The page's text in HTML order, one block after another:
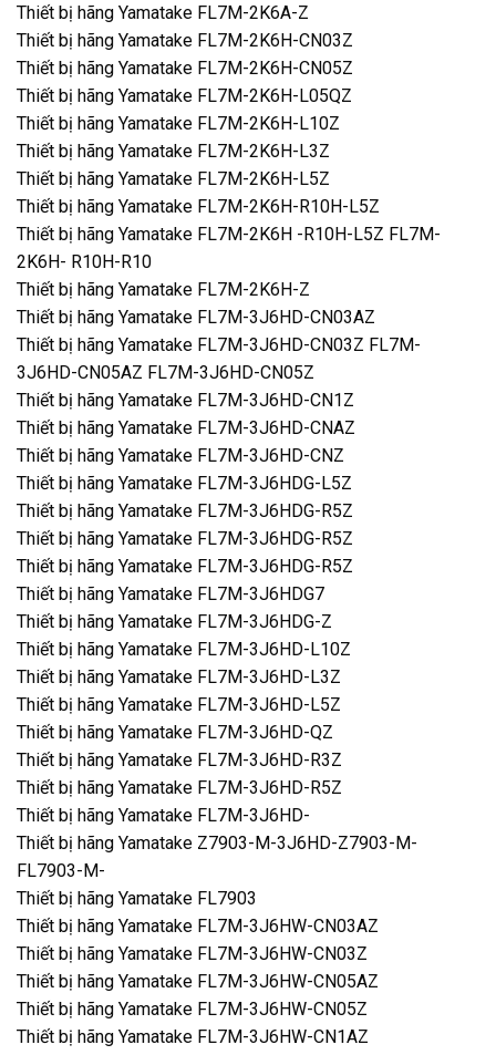
Thiết bị hãng Yamatake FL7M-2K6A-Z
Thiết bị hãng Yamatake FL7M-2K6H-CN03Z
Thiết bị hãng Yamatake FL7M-2K6H-CN05Z
Thiết bị hãng Yamatake FL7M-2K6H-L05QZ
Thiết bị hãng Yamatake FL7M-2K6H-L10Z
Thiết bị hãng Yamatake FL7M-2K6H-L3Z
Thiết bị hãng Yamatake FL7M-2K6H-L5Z
Thiết bị hãng Yamatake FL7M-2K6H-R10H-L5Z
Thiết bị hãng Yamatake FL7M-2K6H -R10H-L5Z FL7M-
2K6H- R10H-R10
Thiết bị hãng Yamatake FL7M-2K6H-Z
Thiết bị hãng Yamatake FL7M-3J6HD-CN03AZ
Thiết bị hãng Yamatake FL7M-3J6HD-CN03Z FL7M-
3J6HD-CN05AZ FL7M-3J6HD-CN05Z
Thiết bị hãng Yamatake FL7M-3J6HD-CN1Z
Thiết bị hãng Yamatake FL7M-3J6HD-CNAZ
Thiết bị hãng Yamatake FL7M-3J6HD-CNZ
Thiết bị hãng Yamatake FL7M-3J6HDG-L5Z
Thiết bị hãng Yamatake FL7M-3J6HDG-R5Z
Thiết bị hãng Yamatake FL7M-3J6HDG-R5Z
Thiết bị hãng Yamatake FL7M-3J6HDG-R5Z
Thiết bị hãng Yamatake FL7M-3J6HDG7
Thiết bị hãng Yamatake FL7M-3J6HDG-Z
Thiết bị hãng Yamatake FL7M-3J6HD-L10Z
Thiết bị hãng Yamatake FL7M-3J6HD-L3Z
Thiết bị hãng Yamatake FL7M-3J6HD-L5Z
Thiết bị hãng Yamatake FL7M-3J6HD-QZ
Thiết bị hãng Yamatake FL7M-3J6HD-R3Z
Thiết bị hãng Yamatake FL7M-3J6HD-R5Z
Thiết bị hãng Yamatake FL7M-3J6HD-
Thiết bị hãng Yamatake Z7903-M-3J6HD-Z7903-M-
FL7903-M-
Thiết bị hãng Yamatake FL7903
Thiết bị hãng Yamatake FL7M-3J6HW-CN03AZ
Thiết bị hãng Yamatake FL7M-3J6HW-CN03Z
Thiết bị hãng Yamatake FL7M-3J6HW-CN05AZ
Thiết bị hãng Yamatake FL7M-3J6HW-CN05Z
Thiết bị hãng Yamatake FL7M-3J6HW-CN1AZ